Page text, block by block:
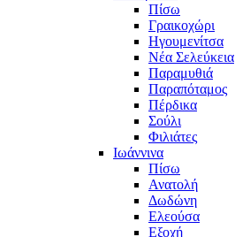
Πίσω
Γραικοχώρι
Ηγουμενίτσα
Νέα Σελεύκεια
Παραμυθιά
Παραπόταμος
Πέρδικα
Σούλι
Φιλιάτες
Ιωάννινα
Πίσω
Ανατολή
Δωδώνη
Ελεούσα
Εξοχή